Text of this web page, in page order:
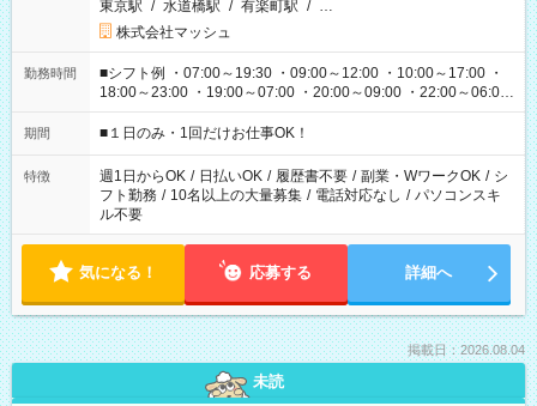
東京駅 / 水道橋駅 / 有楽町駅 / …
株式会社マッシュ
勤務時間
■シフト例 ・07:00～19:30 ・09:00～12:00 ・10:00～17:00 ・
18:00～23:00 ・19:00～07:00 ・20:00～09:00 ・22:00～06:00
etc ★最短で3時間で5,120円のお仕事から 15時間で2万円近く稼
げるお仕事も！ ご希望のお時間に合わせてご紹介！ ※シフトは
ください！
期間 ■１日のみ・1回だけお仕事OK！
特徴 週1日からOK / 日払いOK / 履歴書不要 / 副業・WワークOK / シ
フト勤務 / 10名以上の大量募集 / 電話対応なし / パソコンスキ
ル不要
気になる！ 応募する 詳細へ
掲載日：2026.08.04
未読